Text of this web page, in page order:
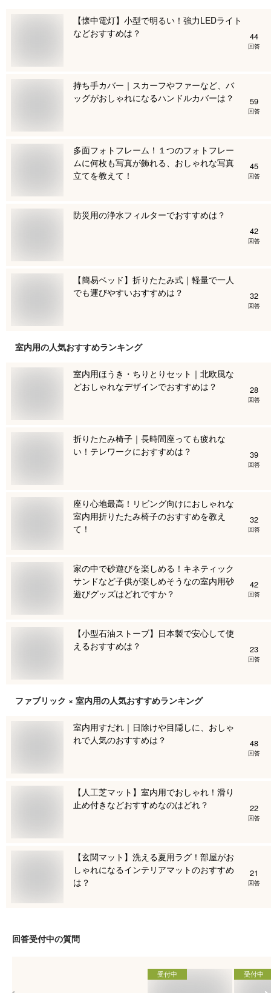
【懐中電灯】小型で明るい！強力LEDライト
などおすすめは？
44
回答
持ち手カバー｜スカーフやファーなど、バ
ッグがおしゃれになるハンドルカバーは？
59
回答
多面フォトフレーム！１つのフォトフレー
ムに何枚も写真が飾れる、おしゃれな写真
立てを教えて！
45
回答
防災用の浄水フィルターでおすすめは？
42
回答
【簡易ベッド】折りたたみ式｜軽量で一人
でも運びやすいおすすめは？
32
回答
室内用の人気おすすめランキング
室内用ほうき・ちりとりセット｜北欧風な
どおしゃれなデザインでおすすめは？
28
回答
折りたたみ椅子｜長時間座っても疲れな
い！テレワークにおすすめは？
39
回答
座り心地最高！リビング向けにおしゃれな
室内用折りたたみ椅子のおすすめを教え
て！
32
回答
家の中で砂遊びを楽しめる！キネティック
サンドなど子供が楽しめそうなの室内用砂
遊びグッズはどれですか？
42
回答
【小型石油ストーブ】日本製で安心して使
えるおすすめは？
23
回答
ファブリック × 室内用の人気おすすめランキング
室内用すだれ｜日除けや目隠しに、おしゃ
れで人気のおすすめは？
48
回答
【人工芝マット】室内用でおしゃれ！滑り
止め付きなどおすすめなのはどれ？
22
回答
【玄関マット】洗える夏用ラグ！部屋がお
しゃれになるインテリアマットのおすすめ
は？
21
回答
回答受付中の質問
受付中 受付中